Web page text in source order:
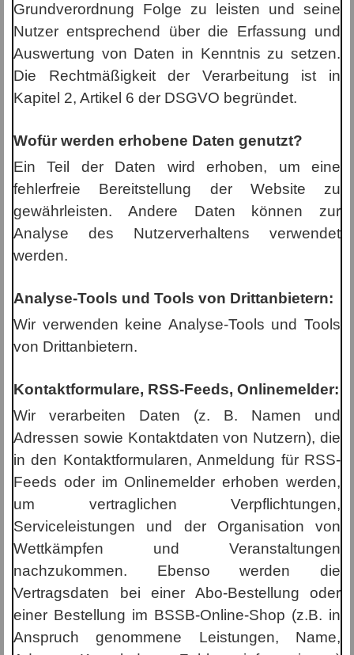
Grundverordnung Folge zu leisten und seine
Nutzer entsprechend über die Erfassung und
Auswertung von Daten in Kenntnis zu setzen.
Die Rechtmäßigkeit der Verarbeitung ist in
Kapitel 2, Artikel 6 der DSGVO begründet.
Wofür werden erhobene Daten genutzt?
Ein Teil der Daten wird erhoben, um eine
fehlerfreie Bereitstellung der Website zu
gewährleisten. Andere Daten können zur
Analyse des Nutzerverhaltens verwendet
werden.
Analyse-Tools und Tools von Drittanbietern:
Wir verwenden keine Analyse-Tools und Tools
von Drittanbietern.
Kontaktformulare, RSS-Feeds, Onlinemelder:
Wir verarbeiten Daten (z. B. Namen und
Adressen sowie Kontaktdaten von Nutzern), die
in den Kontaktformularen, Anmeldung für RSS-
Feeds oder im Onlinemelder erhoben werden,
um vertraglichen Verpflichtungen,
Serviceleistungen und der Organisation von
Wettkämpfen und Veranstaltungen
nachzukommen. Ebenso werden die
Vertragsdaten bei einer Abo-Bestellung oder
einer Bestellung im BSSB-Online-Shop (z.B. in
Anspruch genommene Leistungen, Name,